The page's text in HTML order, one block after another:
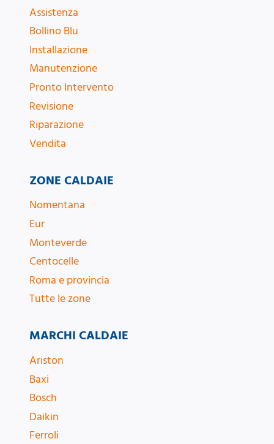
Assistenza
Bollino Blu
Installazione
Manutenzione
Pronto Intervento
Revisione
Riparazione
Vendita
ZONE CALDAIE
Nomentana
Eur
Monteverde
Centocelle
Roma e provincia
Tutte le zone
MARCHI CALDAIE
Ariston
Baxi
Bosch
Daikin
Ferroli